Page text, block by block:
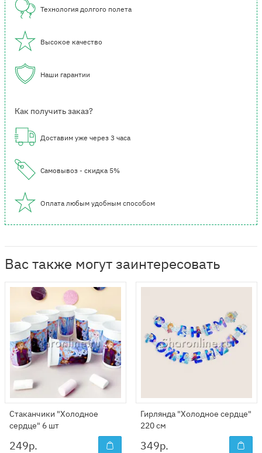
Технология долгого полета
Высокое качество
Наши гарантии
Как получить заказ?
Доставим уже через 3 часа
Самовывоз - скидка 5%
Оплата любым удобным способом
Вас также могут заинтересовать
Стаканчики "Холодное
сердце" 6 шт
249р.
Гирлянда "Холодное сердце"
220 см
349р.